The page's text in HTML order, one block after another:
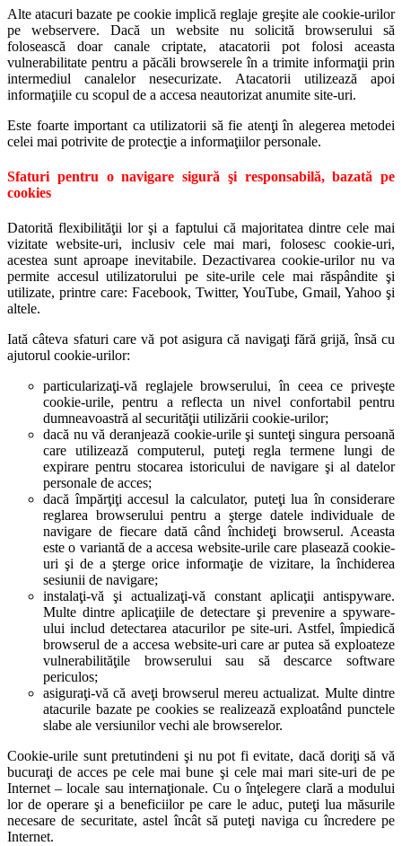
Alte atacuri bazate pe cookie implică reglaje greşite ale cookie-urilor
pe webservere. Dacă un website nu solicită browserului să
folosească doar canale criptate, atacatorii pot folosi aceasta
vulnerabilitate pentru a păcăli browserele în a trimite informaţii prin
intermediul canalelor nesecurizate. Atacatorii utilizează apoi
informaţiile cu scopul de a accesa neautorizat anumite site-uri.
Este foarte important ca utilizatorii să fie atenţi în alegerea metodei
celei mai potrivite de protecţie a informaţiilor personale.
Sfaturi pentru o navigare sigură şi responsabilă, bazată pe
cookies
Datorită flexibilităţii lor şi a faptului că majoritatea dintre cele mai
vizitate website-uri, inclusiv cele mai mari, folosesc cookie-uri,
acestea sunt aproape inevitabile. Dezactivarea cookie-urilor nu va
permite accesul utilizatorului pe site-urile cele mai răspândite şi
utilizate, printre care: Facebook, Twitter, YouTube, Gmail, Yahoo şi
altele.
Iată câteva sfaturi care vă pot asigura că navigaţi fără grijă, însă cu
ajutorul cookie-urilor:
particularizaţi-vă reglajele browserului, în ceea ce priveşte
cookie-urile, pentru a reflecta un nivel confortabil pentru
dumneavoastră al securităţii utilizării cookie-urilor;
dacă nu vă deranjează cookie-urile şi sunteţi singura persoană
care utilizează computerul, puteţi regla termene lungi de
expirare pentru stocarea istoricului de navigare şi al datelor
personale de acces;
dacă împărţiţi accesul la calculator, puteţi lua în considerare
reglarea browserului pentru a şterge datele individuale de
navigare de fiecare dată când închideţi browserul. Aceasta
este o variantă de a accesa website-urile care plasează cookie-
uri şi de a şterge orice informaţie de vizitare, la închiderea
sesiunii de navigare;
instalaţi-vă şi actualizaţi-vă constant aplicaţii antispyware.
Multe dintre aplicaţiile de detectare şi prevenire a spyware-
ului includ detectarea atacurilor pe site-uri. Astfel, împiedică
browserul de a accesa website-uri care ar putea să exploateze
vulnerabilităţile browserului sau să descarce software
periculos;
asiguraţi-vă că aveţi browserul mereu actualizat. Multe dintre
atacurile bazate pe cookies se realizează exploatând punctele
slabe ale versiunilor vechi ale browserelor.
Cookie-urile sunt pretutindeni şi nu pot fi evitate, dacă doriţi să vă
bucuraţi de acces pe cele mai bune şi cele mai mari site-uri de pe
Internet – locale sau internaţionale. Cu o înţelegere clară a modului
lor de operare şi a beneficiilor pe care le aduc, puteţi lua măsurile
necesare de securitate, astel încât să puteţi naviga cu încredere pe
Internet.